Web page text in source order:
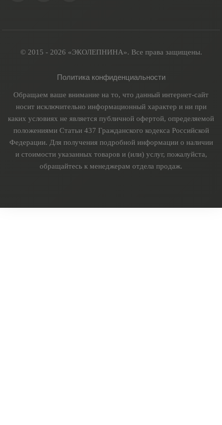
© 2015 - 2026 «ЭКОЛЕПНИНА». Все права защищены.
Политика конфиденциальности
Обращаем ваше внимание на то, что данный интернет-сайт
носит исключительно информационный характер и ни при
каких условиях не является публичной офертой, определяемой
положениями Статьи 437 Гражданского кодекса Российской
Федерации. Для получения подробной информации о наличии
и стоимости указанных товаров и (или) услуг, пожалуйста,
обращайтесь к менеджерам отдела продаж.